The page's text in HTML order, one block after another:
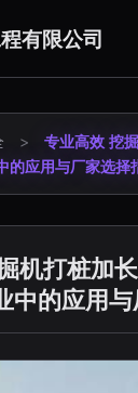
有限公司
>
专业高效 挖
的应用与厂家选择
机打桩加
中的应用